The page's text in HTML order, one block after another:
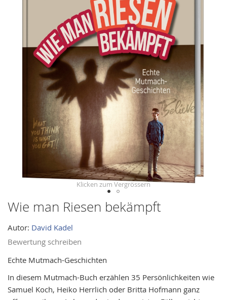
Wie man Riesen bekämpft
Autor: David Kadel
Bewertung schreiben
Echte Mutmach-Geschichten
In diesem Mutmach-Buch erzählen 35 Persönlichkeiten wie
Samuel Koch, Heiko Herrlich oder Britta Hofmann ganz
images
Skip
the
beginning
the
images
gallery